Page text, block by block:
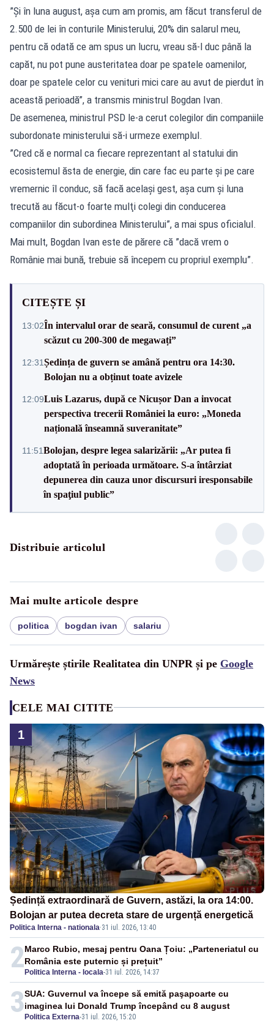
”Şi în luna august, aşa cum am promis, am făcut transferul de
2.500 de lei în conturile Ministerului, 20% din salarul meu,
pentru că odată ce am spus un lucru, vreau să-l duc până la
capăt, nu pot pune austeritatea doar pe spatele oamenilor,
doar pe spatele celor cu venituri mici care au avut de pierdut în
această perioadă”, a transmis ministrul Bogdan Ivan.
De asemenea, ministrul PSD le-a cerut colegilor din companiile
subordonate ministerului să-i urmeze exemplul.
”Cred că e normal ca fiecare reprezentant al statului din
ecosistemul ăsta de energie, din care fac eu parte şi pe care
vremernic îl conduc, să facă acelaşi gest, aşa cum şi luna
trecută au făcut-o foarte mulţi colegi din conducerea
companiilor din subordinea Ministerului”, a mai spus oficialul.
Mai mult, Bogdan Ivan este de părere că ”dacă vrem o
Românie mai bună, trebuie să începem cu propriul exemplu”.
CITEȘTE ȘI
13:02În intervalul orar de seară, consumul de curent „a
scăzut cu 200-300 de megawați”
12:31Ședința de guvern se amână pentru ora 14:30.
Bolojan nu a obținut toate avizele
12:09Luis Lazarus, după ce Nicușor Dan a invocat
perspectiva trecerii României la euro: „Moneda
națională înseamnă suveranitate”
11:51Bolojan, despre legea salarizării: „Ar putea fi
adoptată în perioada următoare. S-a întârziat
depunerea din cauza unor discursuri iresponsabile
în spaţiul public”
Distribuie articolul
Mai multe articole despre
politica bogdan ivan salariu
Urmărește știrile Realitatea din UNPR și pe Google
News
CELE MAI CITITE
1
Ședință extraordinară de Guvern, astăzi, la ora 14:00.
Bolojan ar putea decreta stare de urgență energetică
Politica Interna - nationala·31 iul. 2026, 13:40
2 Politica Interna - locala-31 iul. 2026, 14:37
Marco Rubio, mesaj pentru Oana Țoiu: „Parteneriatul cu
România este puternic și prețuit”
3 Politica Externa-31 iul. 2026, 15:20
SUA: Guvernul va începe să emită paşapoarte cu
imaginea lui Donald Trump începând cu 8 august